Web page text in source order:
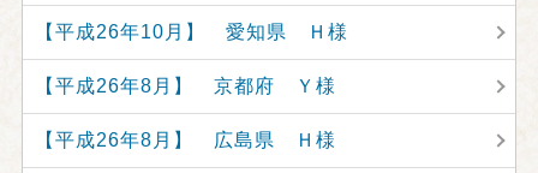
【平成26年10月】 愛知県 Ｈ様
【平成26年8月】 京都府 Ｙ様
【平成26年8月】 広島県 Ｈ様